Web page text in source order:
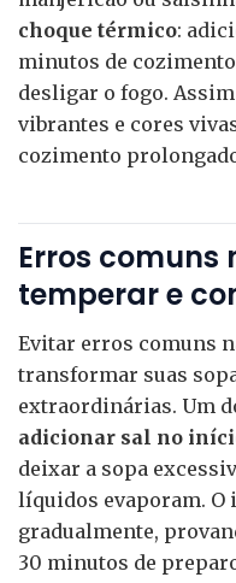
choque térmico:
minutos de
desligar o fogo.
vibrantes e cores
cozimento
Erros comuns
temperar e
Evitar erros comuns
transformar suas
extraordinárias. Um
adicionar sal no
deixar a sopa
líquidos evaporam. O
gradualmente,
30 minutos de